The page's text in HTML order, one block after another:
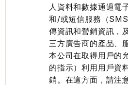
人資料和數據通過
和/或短信服務（
傳資訊和營銷資訊，
三方廣告商的產品、
本公司在取得用戶的
的指示）利用用戶資
銷。在這方面，請注